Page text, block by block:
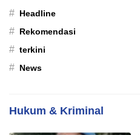
# Headline
# Rekomendasi
# terkini
# News
Hukum & Kriminal